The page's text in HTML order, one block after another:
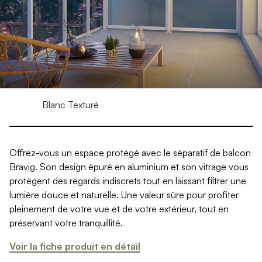
Produits > Clôtures > Clôtures traditionnelles
Produits > Clôtures > Clôtures architectes
Produits > Clôtures > Clôtures décoratives
Produits > Clôtures > Claustras
Produits > Garde-corps et rambardes > Tous nos garde-
Produits > Garde-corps et rambardes > Garde-corps à
Produits > Garde-corps et rambardes > Garde-corps vitrés
Produits > Garde-corps et rambardes > Clôtures
Produits > Garde-corps et rambardes > Séparatifs de
Produits > Pergolas > Pergolas
Produits > Pergolas > Guide de choix
Produits > Carports > Carports voiture
Produits > Carports > Guide de choix
Produits > Porche d'entrée > Porche d'entrée
Produits > Habillages extérieur aluminium > Tous nos
Blanc Texturé
Offrez-vous un espace protégé avec le séparatif de balcon
Bravig. Son design épuré en aluminium et son vitrage vous
protègent des regards indiscrets tout en laissant filtrer une
lumière douce et naturelle. Une valeur sûre pour profiter
pleinement de votre vue et de votre extérieur, tout en
préservant votre tranquillité.
Voir la fiche produit en détail